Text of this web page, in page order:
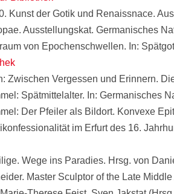
Kunst der Gotik und Renaissnace.
Ausstellungskat. Germanisches
von Epochenschwellen. In:
Zwischen Vergessen und Erinnern.
Spätmittelalter. In: Germanisches
Der Pfeiler als Bildort. Konvexe
im Erfurt des 16.
Wege ins Paradies. Hrsg. von
Master Sculptor of the Late